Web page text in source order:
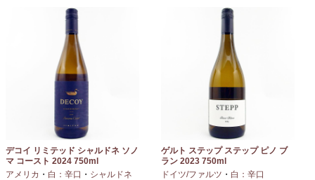
デコイ リミテッド シャルドネ ソノ
マ コースト 2024 750ml
アメリカ ・ 白：辛口 ・ シャルドネ
ゲルト ステップ ステップ ピノ ブ
ラン 2023 750ml
ドイツ/ファルツ ・ 白：辛口